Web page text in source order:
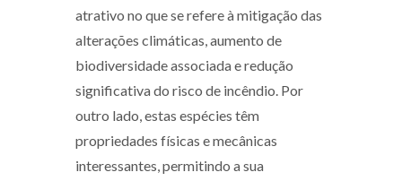
atrativo no que se refere à mitigação das
alterações climáticas, aumento de
biodiversidade associada e redução
significativa do risco de incêndio. Por
outro lado, estas espécies têm
propriedades físicas e mecânicas
interessantes, permitindo a sua